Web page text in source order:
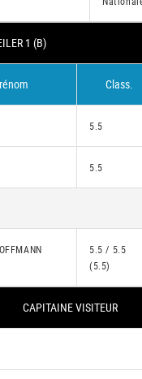
1 (B)
Class.
5.5
5.5
5.5 / 5.5
(5.5)
CAPITAINE VISITEUR